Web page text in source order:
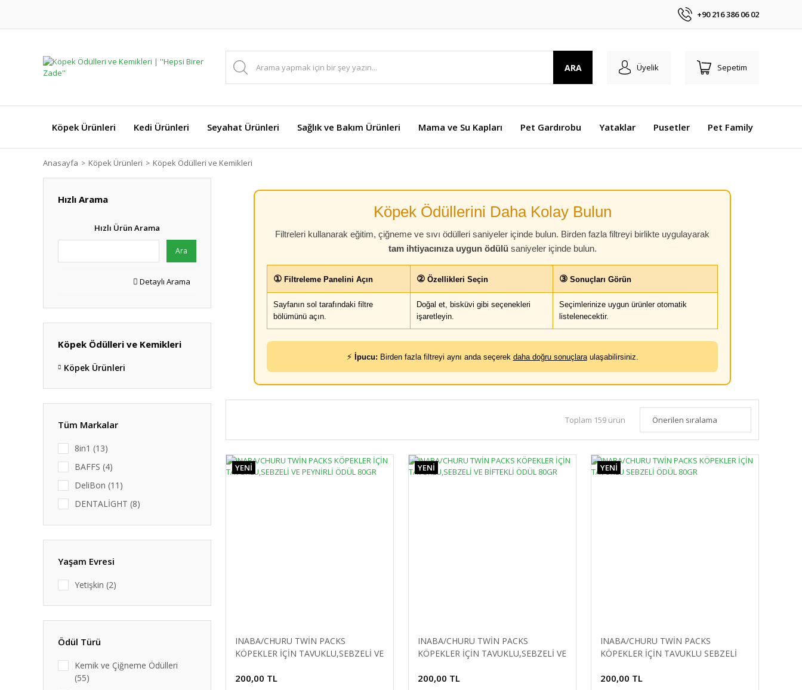
+90 216 386 06 02
ARA Üyelik Sepetim
Köpek Ürünleri Kedi Ürünleri Seyahat Ürünleri Sağlık ve Bakım Ürünleri Mama ve Su Kapları Pet Gardırobu Yataklar Pusetler Pet Family
Anasayfa Köpek Ürünleri Köpek Ödülleri ve Kemikleri
Hızlı Arama
Hızlı Ürün Arama
Ara
Detaylı Arama
Köpek Ödülleri ve Kemikleri
Köpek Ürünleri
Tüm Markalar
8in1 (13)
BAFFS (4)
DeliBon (11)
DENTALİGHT (8)
Doglife (5)
Freshy (12)
GNAWLERS (9)
Reflex (32)
Yaşam Evresi
Yetişkin (2)
Ödül Türü
Kemik ve Çiğneme Ödülleri
(55)
Köpek Ödüllerini Daha Kolay Bulun
Filtreleri kullanarak eğitim, çiğneme ve sıvı ödülleri saniyeler içinde bulun. Birden fazla filtreyi birlikte uygulayarak
tam ihtiyacınıza uygun ödülü saniyeler içinde bulun.
① Filtreleme Panelini Açın ② Özellikleri Seçin ③ Sonuçları Görün
Sayfanın sol tarafındaki filtre
bölümünü açın.
Doğal et, bisküvi gibi seçenekleri
işaretleyin.
Seçimlerinize uygun ürünler otomatik
listelenecektir.
⚡ İpucu: Birden fazla filtreyi aynı anda seçerek daha doğru sonuçlaraulaşabilirsiniz.
Toplam 159 ürün
YENİ
INABA/CHURU TWİN PACKS
KÖPEKLER İÇİN TAVUKLU,SEBZELİ VE
200,00 TL
YENİ
INABA/CHURU TWİN PACKS
KÖPEKLER İÇİN TAVUKLU,SEBZELİ VE
200,00 TL
YENİ
INABA/CHURU TWİN PACKS
KÖPEKLER İÇİN TAVUKLU SEBZELİ
200,00 TL